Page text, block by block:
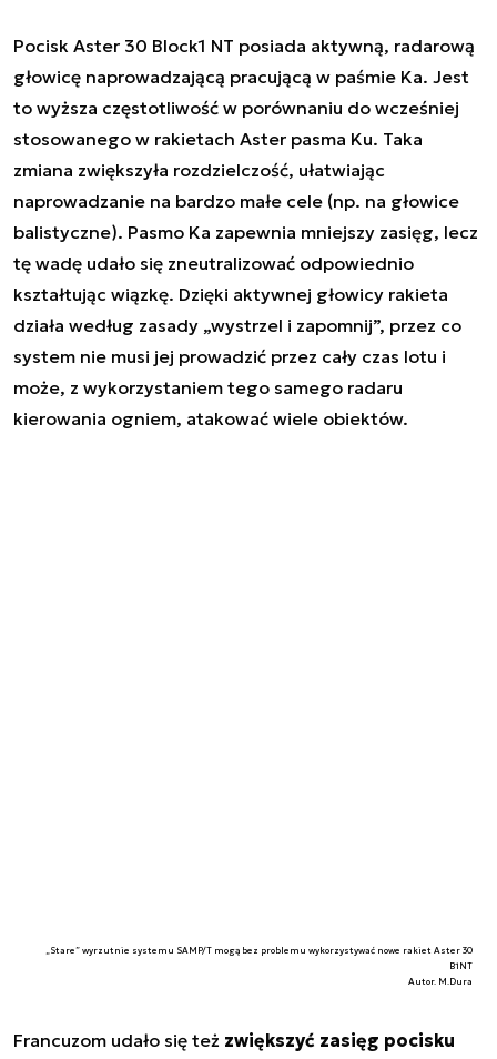
Pocisk Aster 30 Block1 NT posiada aktywną, radarową
głowicę naprowadzającą pracującą w paśmie Ka. Jest
to wyższa częstotliwość w porównaniu do wcześniej
stosowanego w rakietach Aster pasma Ku. Taka
zmiana zwiększyła rozdzielczość, ułatwiając
naprowadzanie na bardzo małe cele (np. na głowice
balistyczne). Pasmo Ka zapewnia mniejszy zasięg, lecz
tę wadę udało się zneutralizować odpowiednio
kształtując wiązkę. Dzięki aktywnej głowicy rakieta
działa według zasady „wystrzel i zapomnij”, przez co
system nie musi jej prowadzić przez cały czas lotu i
może, z wykorzystaniem tego samego radaru
kierowania ogniem, atakować wiele obiektów.
„Stare” wyrzutnie systemu SAMP/T mogą bez problemu wykorzystywać nowe rakiet Aster 30
B1NT
Autor. M.Dura
Francuzom udało się też zwiększyć zasięg pocisku